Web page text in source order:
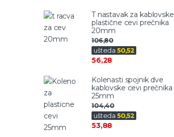
T nastavak za kablovske
plastične cevi prečnika
20mm
106,80
ušteda 50,52
56,28
Kolenasti spojnik dve
kablovske cevi prečnika
25mm
104,40
ušteda 50,52
53,88